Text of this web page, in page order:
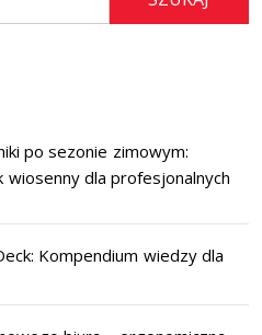
po sezonie zimowym:
wiosenny dla profesjonalnych
Kompendium wiedzy dla